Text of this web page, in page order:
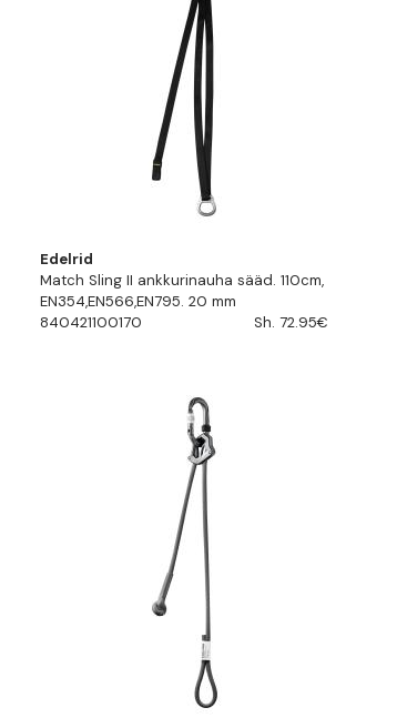
Edelrid
Match Sling II ankkurinauha sääd. 110cm,
EN354,EN566,EN795. 20 mm
840421100170
Sh. 72.95€